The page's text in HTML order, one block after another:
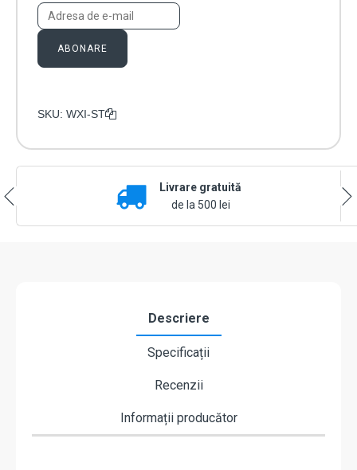
ABONARE
SKU: WXI-ST
Livrare gratuită
de la 500 lei
Descriere
Specificații
Recenzii
Informații producător